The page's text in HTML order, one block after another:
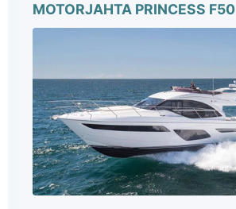
MOTORJAHTA PRINCESS F50